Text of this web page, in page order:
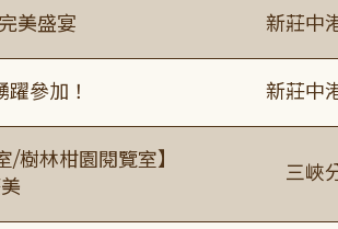
美盛宴 新莊中
參加！ 新莊中
樹林柑園閱覽室】
三峽